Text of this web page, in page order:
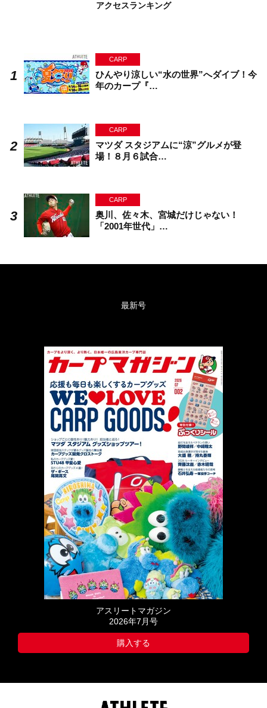
アクセスランキング
CARP
ひんやり涼しい“水の世界”へダイブ！今
年のカープ『…
CARP
マツダ スタジアムに“涼”グルメが登
場！８月６試合…
CARP
奥川、佐々木、宮城だけじゃない！
「2001年世代」…
最新号
アスリートマガジン
2026年7月号
購入する